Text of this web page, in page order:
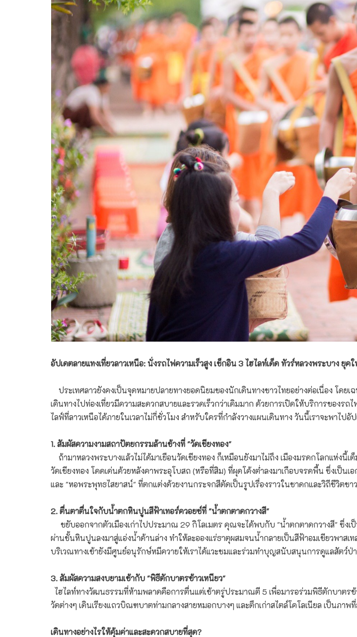
อัปเดตลายแทงเที่ยวลาวเหนือ: นั่งรถไฟความเร็วสูง เช็กอิน 3 ไฮไลท์เด็ด ทัวร์หลวงพระบาง ยุค
ประเทศลาวยังคงเป็นจุดหมายปลายทางยอดนิยมของนักเดินทางชาวไทยอย่างต่อเนื่อง โดย
เดินทางไปท่องเที่ยวมีความสะดวกสบายและรวดเร็วกว่าเดิมมาก ด้วยการเปิดให้บริการของร
ไลฟ์ที่ลาวเหนือได้ภายในเวลาไม่กี่ชั่วโมง สำหรับใครที่กำลังวางแผนเดินทาง วันนี้เราจะพาไป
1. สัมผัสความงามสถาปัตยกรรมล้านช้างที่ "วัดเชียงทอง"
ถ้ามาหลวงพระบางแล้วไม่ได้มาเยือนวัดเชียงทอง ก็เหมือนยังมาไม่ถึง เมืองมรดกโลกแห่ง
วัดเชียงทอง โดดเด่นด้วยหลังคาพระอุโบสถ (หรือที่สิม) ที่ผุดโค้งต่ำลงมาเกือบจรดพื้น ซึ่งเป็
และ "หอพระพุทธไสยาสน์" ที่ตกแต่งด้วยงานกระจกสีตัดเป็นรูปเรื่องราวในชาดกและวิถีชีวิตช
2. ตื่นตาตื่นใจกับน้ำตกหินปูนสีฟ้าเทอร์ควอยซ์ที่ "น้ำตกตาดกวางสี"
ขยับออกจากตัวเมืองเก่าไปประมาณ 29 กิโลเมตร คุณจะได้พบกับ "น้ำตกตาดกวางสี" ซึ่ง
ผ่านชั้นหินปูนลงมาสู่แอ่งน้ำด้านล่าง ทำให้ละอองแร่ธาตุผสมจนน้ำกลายเป็นสีฟ้าอมเขียวพาส
บริเวณทางเข้ายังมีศูนย์อนุรักษ์หมีควายให้เราได้แวะชมและร่วมทำบุญสนับสนุนการดูแลสัตว์ป่
3. สัมผัสความสงบยามเช้ากับ "พิธีตักบาตรข้าวเหนียว"
ไฮไลท์ทางวัฒนธรรมที่ห้ามพลาดคือการตื่นแต่เช้าตรู่ประมาณตี 5 เพื่อมารอร่วมพิธีตักบาตร
วัดต่างๆ เดินเรียงแถวบิณฑบาตท่ามกลางสายหมอกบางๆ และตึกเก่าสไตล์โคโลเนียล เป็นภา
เดินทางอย่างไรให้คุ้มค่าและสะดวกสบายที่สุด?